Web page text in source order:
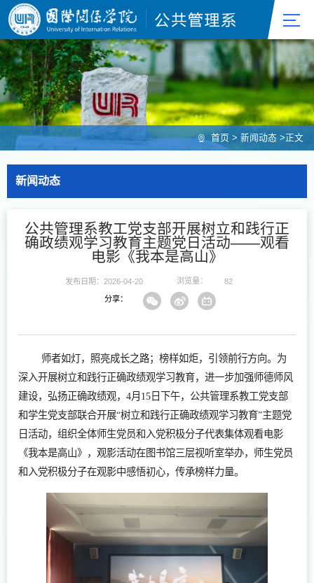
首页 > 新闻动态 >正文
新闻动态
公共管理系教工党支部开展树立和践行正
确政绩观学习教育主题党日活动——观看
电影《我本是高山》
发布日期：2026-04-20 浏览量： 82
分享：
师者如灯，照亮成长之路；榜样如炬，引领前行方向。为
深入开展树立和践行正确政绩观学习教育，进一步加强师德师风
建设，弘扬正确政绩观，4月15日下午，公共管理系教工党支部
和学生党支部联合开展“树立和践行正确政绩观学习教育”主题党
日活动，组织全体师生党员和入党积极分子代表集体观看电影
《我本是高山》，观影活动在图书馆三层视听室举办，师生党员
和入党积极分子在观影中感悟初心，传承榜样力量。